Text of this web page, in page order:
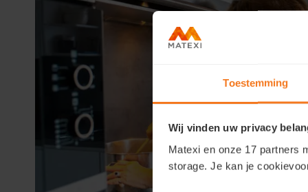
Toestemming
Wij vinden uw privacy
Matexi en onze 17 partners
storage. Je kan je